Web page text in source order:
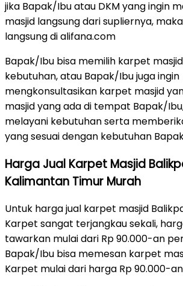
jika Bapak/Ibu atau DKM yang ingin
masjid langsung dari supliernya,
langsung di alifana.com
Bapak/Ibu bisa memilih karpet
kebutuhan, atau Bapak/Ibu juga ingin
mengkonsultasikan karpet masjid
masjid yang ada di tempat Bapak/
melayani kebutuhan serta
yang sesuai dengan kebutuhan
Harga Jual Karpet Masjid
Kalimantan Timur Murah
Untuk harga jual karpet masjid
Karpet sangat terjangkau sekali,
tawarkan mulai dari Rp 90.000-an
Bapak/Ibu bisa memesan karpet
Karpet mulai dari harga Rp 90.000-